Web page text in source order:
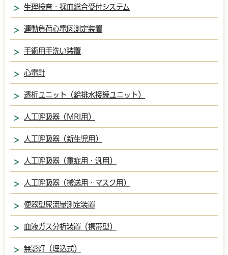
生理検査・採血総合受付システム
運動負荷心電図測定装置
手術用手洗い装置
心電計
透析ユニット（給排水接続ユニット）
人工呼吸器（MRI用）
人工呼吸器（新生児用）
人工呼吸器（重症用・汎用）
人工呼吸器（搬送用・マスク用）
便器型尿流量測定装置
血液ガス分析装置（携帯型）
無影灯（埋込式）